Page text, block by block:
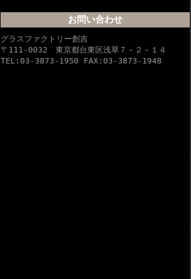
お問い合わせ
グラスファクトリー創吉
〒111-0032 東京都台東区浅草７－２－１４
TEL:03-3873-1950 FAX:03-3873-1948